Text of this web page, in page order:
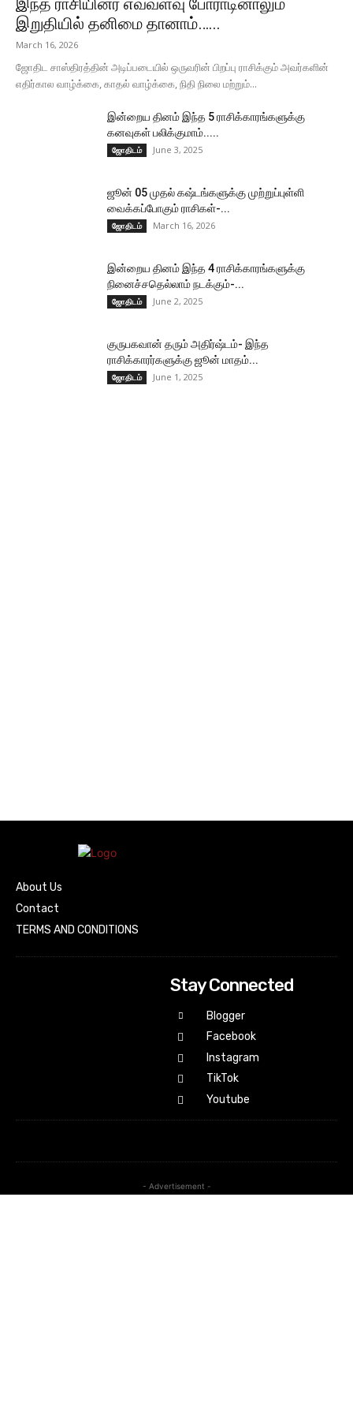
இந்த ராசியினர் எவ்வளவு போராடினாலும்
இறுதியில் தனிமை தானாம்…...
March 16, 2026
ஜோதிட சாஸ்திரத்தின் அடிப்படையில் ஒருவரின் பிறப்பு ராசிக்கும் அவர்களின்
எதிர்கால வாழ்க்கை, காதல் வாழ்க்கை, நிதி நிலை மற்றும்...
இன்றைய தினம் இந்த 5 ராசிக்காரங்களுக்கு
கனவுகள் பலிக்குமாம்.....
ஜோதிடம் June 3, 2025
ஜூன் 05 முதல் கஷ்டங்களுக்கு முற்றுப்புள்ளி
வைக்கப்போகும் ராசிகள்-...
ஜோதிடம் March 16, 2026
இன்றைய தினம் இந்த 4 ராசிக்காரங்களுக்கு
நினைச்சதெல்லாம் நடக்கும்-...
ஜோதிடம் June 2, 2025
குருபகவான் தரும் அதிர்ஷ்டம்- இந்த
ராசிக்காரர்களுக்கு ஜூன் மாதம்...
ஜோதிடம் June 1, 2025
About Us
Contact
TERMS AND CONDITIONS
Stay Connected
Blogger
Facebook
Instagram
TikTok
Youtube
- Advertisement -